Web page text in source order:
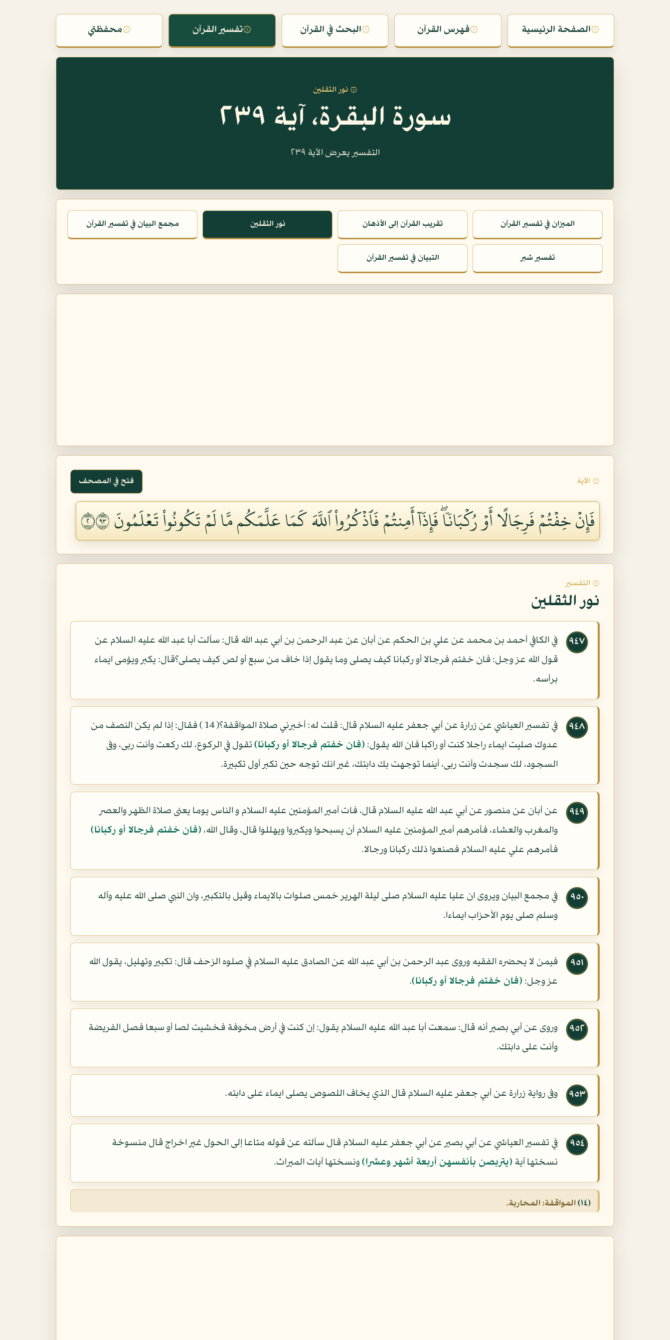
۞الصفحة الرئيسية ۞فهرس القرآن ۞البحث في القرآن ۞تفسير القرآن ۞محفظتي
۞ نور الثقلين
سورة البقرة، آية ٢٣٩
التفسير يعرض الآية ٢٣٩
الميزان في تفسير القرآن تقريب القرآن إلى الأذهان نور الثقلين مجمع البيان في تفسير القرآن
تفسير شبر التبيان في تفسير القرآن
۞ الآية فتح في المصحف
فَإِنۡ خِفۡتُمۡ فَرِجَالًا أَوۡ رُكۡبَانٗاۖ فَإِذَآ أَمِنتُمۡ فَٱذۡكُرُواْ ٱللَّهَ كَمَا عَلَّمَكُم مَّا لَمۡ تَكُونُواْ تَعۡلَمُونَ ٢٣٩
۞ التفسير
نور الثقلين
٩٤٧
في الكافي أحمد بن محمد عن علي بن الحكم عن أبان عن عبد الرحمن بن أبي عبد الله قال: سألت أبا عبد الله عليه السلام عن
قول الله عز وجل: فان خفتم فرجالا أو ركبانا كيف يصلى وما يقول إذا خاف من سبع أو لص كيف يصلى؟قال: يكبر ويؤمى ايماء
برأسه.
٩٤٨
في تفسير العياشي عن زرارة عن أبي جعفر عليه السلام قال: قلت له: أخبرني صلاة المواقفة؟( 14 ) فقال: إذا لم يكن النصف من
عدوك صليت ايماء راجلا كنت أو راكبا فان الله يقول: (فان خفتم فرجالا أو ركبانا)تقول في الركوع، لك ركعت وأنت ربى، وفى
السجود، لك سجدت وأنت ربى، أينما توجهت بك دابتك، غير انك توجه حين تكبر أول تكبيرة.
٩٤٩
عن أبان عن منصور عن أبي عبد الله عليه السلام قال، فات أمير المؤمنين عليه السلام و الناس يوما يعنى صلاة الظهر والعصر
والمغرب والعشاء، فأمرهم أمير المؤمنين عليه السلام أن يسبحوا ويكبروا ويهللوا قال، وقال الله، (فان خفتم فرجالا أو ركبانا)
فأمرهم علي عليه السلام فصنعوا ذلك ركبانا ورجالا.
٩٥٠
في مجمع البيان ويروى ان عليا عليه السلام صلى ليلة الهرير خمس صلوات بالايماء وقيل بالتكبير، وان النبي صلى الله عليه وآله
وسلم صلى يوم الأحزاب ايماءا.
٩٥١
فيمن لا يحضره الفقيه وروى عبد الرحمن بن أبي عبد الله عن الصادق عليه السلام في صلوه الزحف قال: تكبير وتهليل، يقول الله
عز وجل: (فان خفتم فرجالا أو ركبانا).
٩٥٢
وروى عن أبي بصير أنه قال: سمعت أبا عبد الله عليه السلام يقول: إن كنت في أرض مخوفة فخشيت لصا أو سبعا فصل الفريضة
وأنت على دابتك.
٩٥٣ وفى رواية زرارة عن أبي جعفر عليه السلام قال الذي يخاف اللصوص يصلى ايماء على دابته.
٩٥٤
في تفسير العياشي عن أبي بصير عن أبي جعفر عليه السلام قال سألته عن قوله متاعا إلى الحول غير اخراج قال منسوخة
نسختها آية (يتربصن بأنفسهن أربعة أشهر وعشرا)ونسختها آيات الميراث.
(١٤) المواقفة: المحاربة.